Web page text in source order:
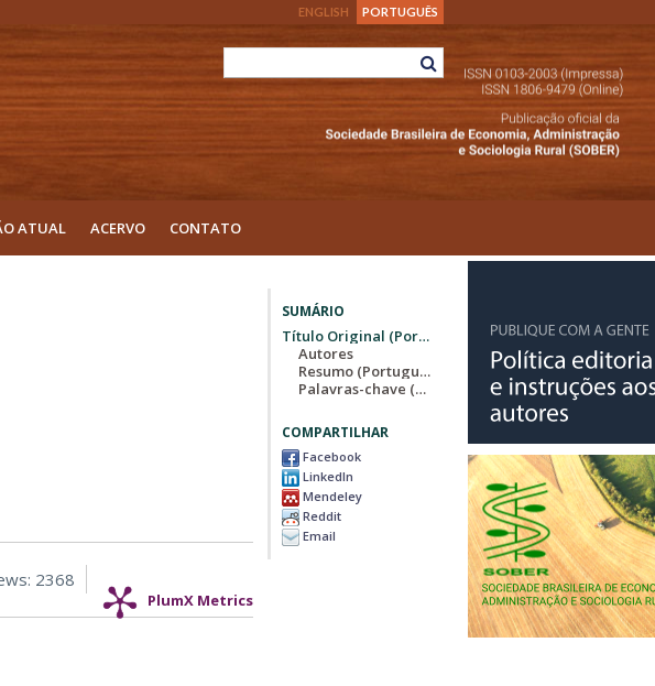
ENGLISH PORTUGUÊS
ATUAL ACERVO CONTATO
PlumX Metrics
2368
SUMÁRIO
Título Original (Português)
Autores
Resumo (Português)
Palavras-chave (Português)
COMPARTILHAR
Facebook
LinkedIn
Mendeley
Reddit
Email